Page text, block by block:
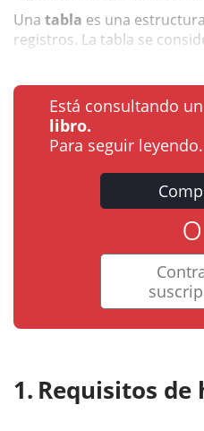
Una tabla es una
registros. La tabla se
Está consultando un
libro.
Para seguir
o
Requisitos